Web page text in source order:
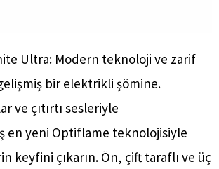
Ultra: Modern teknoloji ve zarif
bir elektrikli şömine.
ve çıtırtı sesleriyle
en yeni Optiflame teknolojisiyle
keyfini çıkarın. Ön, çift taraflı ve üç